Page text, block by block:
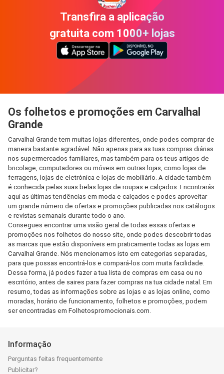
Transfira a aplicação
gratuita com 1000+ lojas
Os folhetos e promoções em Carvalhal
Grande
Carvalhal Grande tem muitas lojas diferentes, onde podes comprar de
maneira bastante agradável. Não apenas para as tuas compras diárias
nos supermercados familiares, mas também para os teus artigos de
bricolage, computadores ou móveis em outras lojas, como lojas de
ferragens, lojas de eletrónica e lojas de mobiliário. A cidade também
é conhecida pelas suas belas lojas de roupas e calçados. Encontrarás
aqui as últimas tendências em moda e calçados e podes aproveitar
um grande número de ofertas e promoções publicadas nos catálogos
e revistas semanais durante todo o ano.
Consegues encontrar uma visão geral de todas essas ofertas e
promoções nos folhetos do nosso site, onde podes descobrir todas
as marcas que estão disponíveis em praticamente todas as lojas em
Carvalhal Grande. Nós mencionamos isto em categorias separadas,
para que possas encontrá-los e compará-los com muita facilidade.
Dessa forma, já podes fazer a tua lista de compras em casa ou no
escritório, antes de saires para fazer compras na tua cidade natal. Em
resumo, todas as informações sobre as lojas e as lojas online, como
moradas, horário de funcionamento, folhetos e promoções, podem
ser encontradas em Folhetospromocionais.com.
Informação
Perguntas feitas frequentemente
Publicitar?